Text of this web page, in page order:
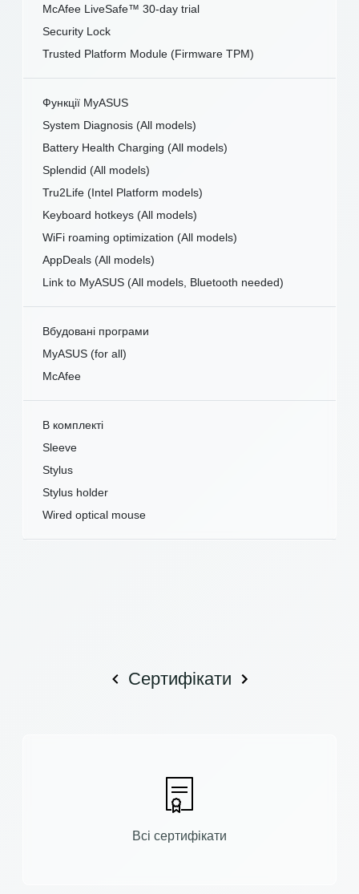
McAfee LiveSafe™ 30-day trial
Security Lock
Trusted Platform Module (Firmware TPM)
Функції MyASUS
System Diagnosis (All models)
Battery Health Charging (All models)
Splendid (All models)
Tru2Life (Intel Platform models)
Keyboard hotkeys (All models)
WiFi roaming optimization (All models)
AppDeals (All models)
Link to MyASUS (All models, Bluetooth needed)
Вбудовані програми
MyASUS (for all)
McAfee
В комплекті
Sleeve
Stylus
Stylus holder
Wired optical mouse
Сертифікати
Всі сертифікати